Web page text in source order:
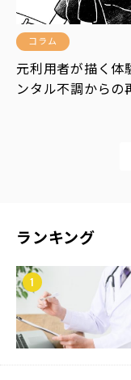
コラム
元利用者が描く体
ンタル不調からの
ランキング
1